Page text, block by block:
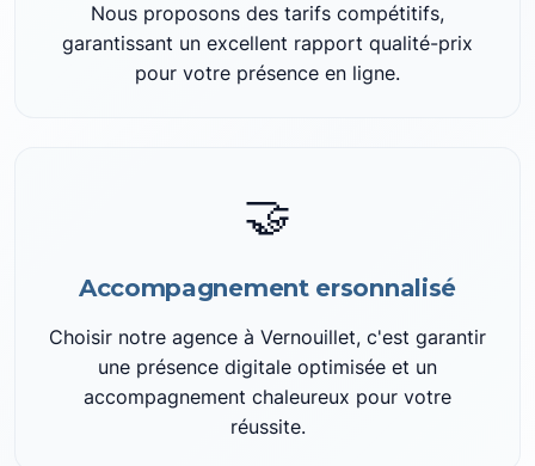
Nous proposons des tarifs compétitifs,
garantissant un excellent rapport qualité-prix
pour votre présence en ligne.
🤝
Accompagnement ersonnalisé
Choisir notre agence à Vernouillet, c'est garantir
une présence digitale optimisée et un
accompagnement chaleureux pour votre
réussite.